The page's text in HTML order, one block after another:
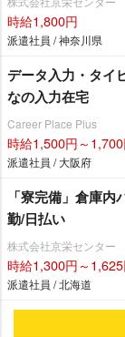
時給1,800円
派遣社員 / 神奈川県
データ入力・タイ
なの入力在宅
Career Place Plus
時給1,500円～
派遣社員 / 大阪府
「寮完備」倉庫
勤/日払い
株式会社京栄センター
時給1,300円～
派遣社員 / 北海道